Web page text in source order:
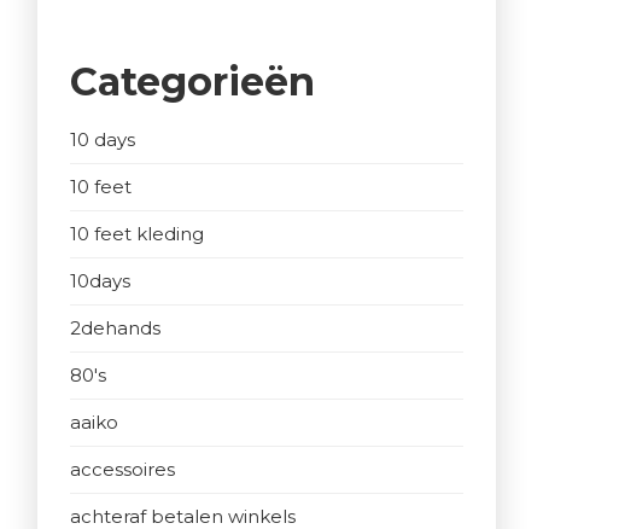
Categorieën
10 days
10 feet
10 feet kleding
10days
2dehands
80's
aaiko
accessoires
achteraf betalen winkels